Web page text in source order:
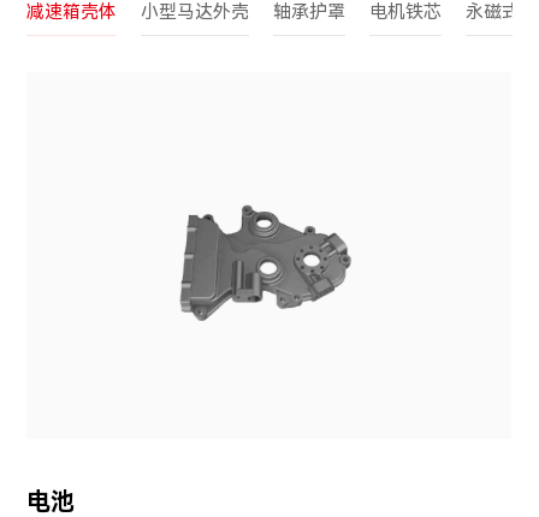
减速箱壳体 小型马达外壳 轴承护罩 电机铁芯 永磁式
电池